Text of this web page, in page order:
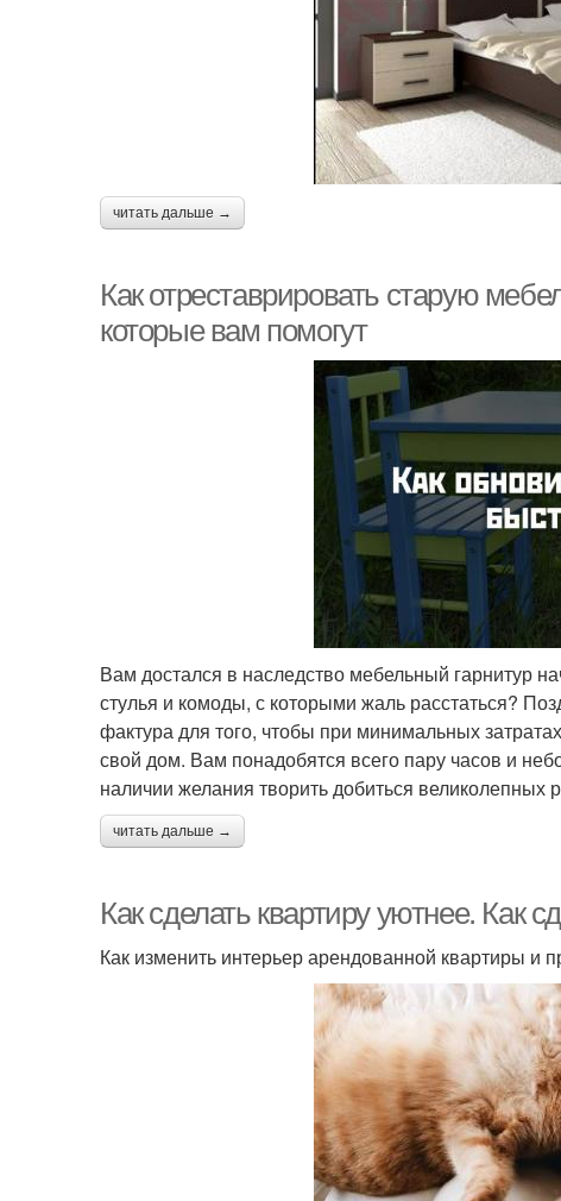
читать дальше →
Как отреставрировать старую
которые вам помогут
Вам достался в наследство мебельный гарнитур
стулья и комоды, с которыми жаль расстаться?
фактура для того, чтобы при минимальных
свой дом. Вам понадобятся всего пару часов и
наличии желания творить добиться великолепных
читать дальше →
Как сделать квартиру уютнее. Как
Как изменить интерьер арендованной квартиры и